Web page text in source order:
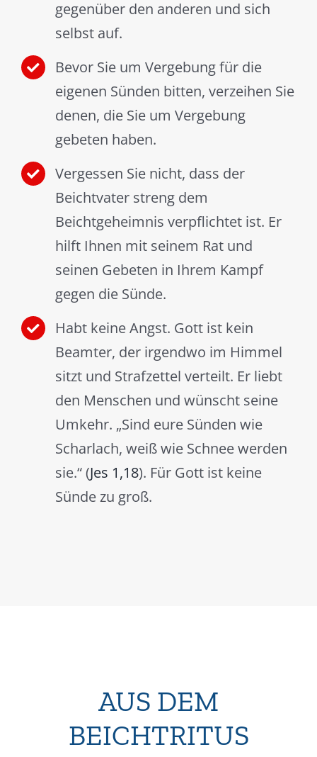
gegenüber den anderen und sich
selbst auf.
Bevor Sie um Vergebung für die
eigenen Sünden bitten, verzeihen Sie
denen, die Sie um Vergebung
gebeten haben.
Vergessen Sie nicht, dass der
Beichtvater streng dem
Beichtgeheimnis verpflichtet ist. Er
hilft Ihnen mit seinem Rat und
seinen Gebeten in Ihrem Kampf
gegen die Sünde.
Habt keine Angst. Gott ist kein
Beamter, der irgendwo im Himmel
sitzt und Strafzettel verteilt. Er liebt
den Menschen und wünscht seine
Umkehr. „Sind eure Sünden wie
Scharlach, weiß wie Schnee werden
sie.“ (Jes 1,18). Für Gott ist keine
Sünde zu groß.
AUS DEM
BEICHTRITUS